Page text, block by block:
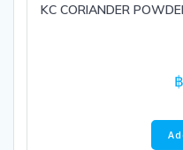
KC CORIANDER
฿